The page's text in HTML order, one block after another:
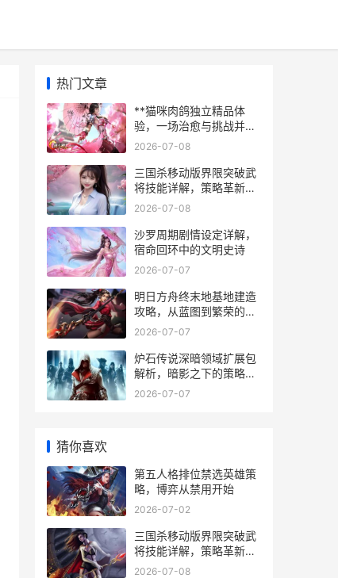
热门文章
**猫咪肉鸽独立精品体
验，一场治愈与挑战并存
的爪尖冒险**
2026-07-08
三国杀移动版界限突破武
将技能详解，策略革新与
实战博弈
2026-07-08
沙罗周期剧情设定详解，
宿命回环中的文明史诗
2026-07-07
明日方舟终末地基地建造
攻略，从蓝图到繁荣的生
存之道
2026-07-07
炉石传说深暗领域扩展包
解析，暗影之下的策略革
新
2026-07-07
猜你喜欢
第五人格排位禁选英雄策
略，博弈从禁用开始
2026-07-02
三国杀移动版界限突破武
将技能详解，策略革新与
实战博弈
2026-07-08